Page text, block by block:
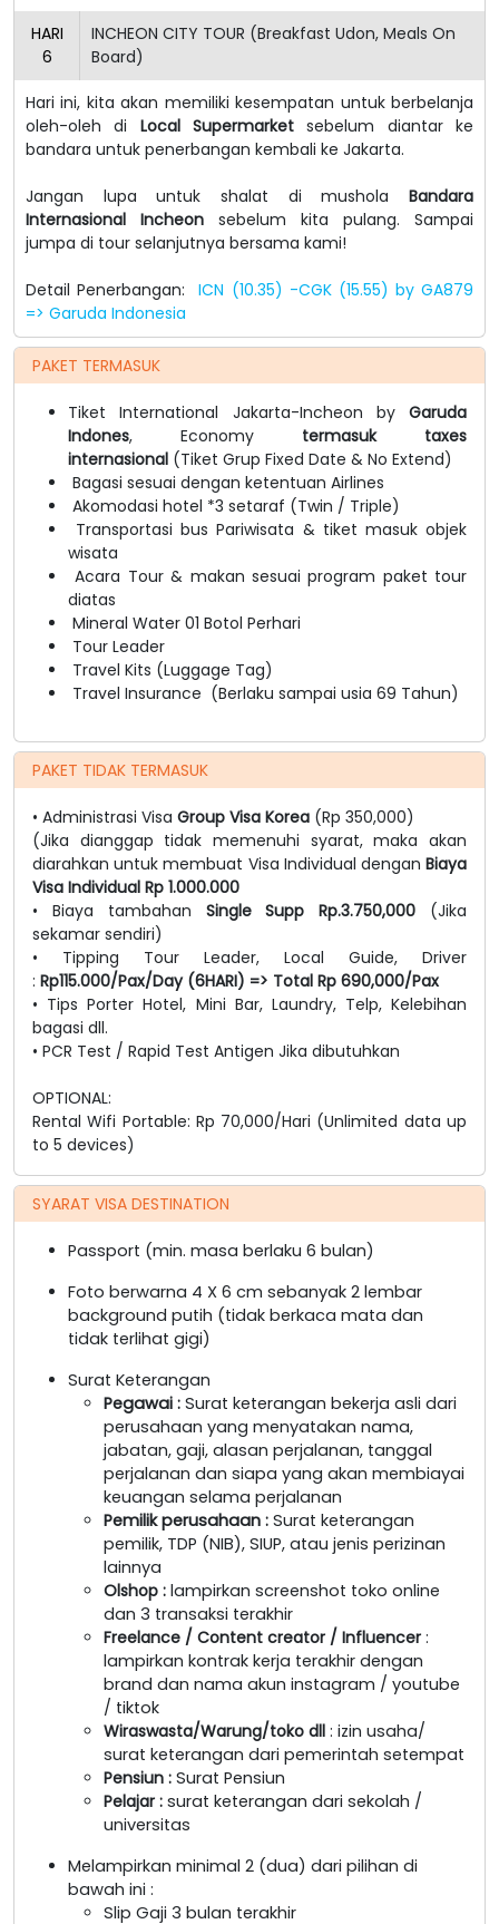
HARI
6
INCHEON CITY TOUR (Breakfast Udon, Meals On
Board)
Hari ini, kita akan memiliki kesempatan untuk berbelanja
oleh-oleh di Local Supermarket sebelum diantar ke
bandara untuk penerbangan kembali ke Jakarta.
Jangan lupa untuk shalat di mushola Bandara
Internasional Incheon sebelum kita pulang. Sampai
jumpa di tour selanjutnya bersama kami!
Detail Penerbangan:
ICN (10.35) -CGK (15.55) by GA879
=> Garuda Indonesia
PAKET TERMASUK
Tiket International Jakarta-Incheon by Garuda
Indones, Economy termasuk taxes
internasional (Tiket Grup Fixed Date & No Extend)
Bagasi sesuai dengan ketentuan Airlines
Akomodasi hotel *3 setaraf (Twin / Triple)
Transportasi bus Pariwisata & tiket masuk objek
wisata
Acara Tour & makan sesuai program paket tour
diatas
Mineral Water 01 Botol Perhari
Tour Leader
Travel Kits (Luggage Tag)
Travel Insurance (Berlaku sampai usia 69 Tahun)
PAKET TIDAK TERMASUK
• Administrasi Visa Group Visa Korea (Rp 350,000)
(Jika dianggap tidak memenuhi syarat, maka akan
diarahkan untuk membuat Visa Individual dengan Biaya
Visa Individual Rp 1.000.000
• Biaya tambahan Single Supp Rp.3.750,000 (Jika
sekamar sendiri)
• Tipping Tour Leader, Local Guide, Driver
: Rp115.000/Pax/Day (6HARI) => Total Rp 690,000/Pax
• Tips Porter Hotel, Mini Bar, Laundry, Telp, Kelebihan
bagasi dll.
• PCR Test / Rapid Test Antigen Jika dibutuhkan
OPTIONAL:
Rental Wifi Portable: Rp 70,000/Hari (Unlimited data up
to 5 devices)
SYARAT VISA DESTINATION
Passport (min. masa berlaku 6 bulan)
Foto berwarna 4 X 6 cm sebanyak 2 lembar
background putih (tidak berkaca mata dan
tidak terlihat gigi)
Surat Keterangan
Pegawai : Surat keterangan bekerja asli dari
perusahaan yang menyatakan nama,
jabatan, gaji, alasan perjalanan, tanggal
perjalanan dan siapa yang akan membiayai
keuangan selama perjalanan
Pemilik perusahaan : Surat keterangan
pemilik, TDP (NIB), SIUP, atau jenis perizinan
lainnya
Olshop : lampirkan screenshot toko online
dan 3 transaksi terakhir
Freelance / Content creator / Influencer :
lampirkan kontrak kerja terakhir dengan
brand dan nama akun instagram / youtube
/ tiktok
Wiraswasta/Warung/toko dll : izin usaha/
surat keterangan dari pemerintah setempat
Pensiun : Surat Pensiun
Pelajar : surat keterangan dari sekolah /
universitas
Melampirkan minimal 2 (dua) dari pilihan di
bawah ini :
Slip Gaji 3 bulan terakhir